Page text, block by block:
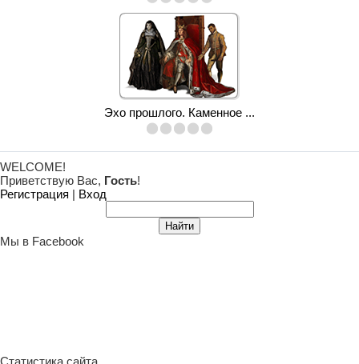
Эхо прошлого. Каменное ...
WELCOME!
Приветствую Вас, Гость!
Регистрация | Вход
Мы в Facebook
Статистика сайта